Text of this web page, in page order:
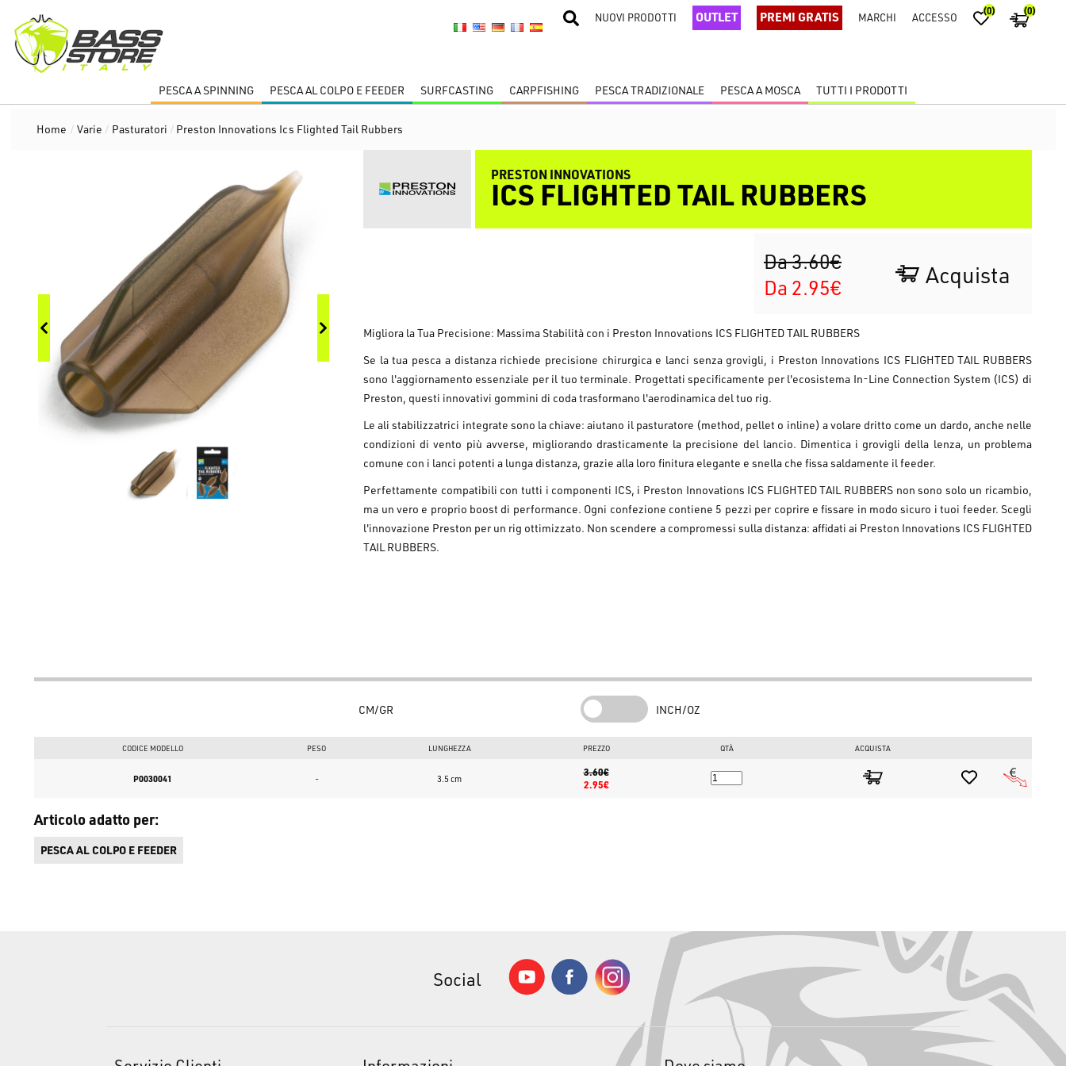
NUOVI PRODOTTI OUTLET PREMI GRATIS MARCHI ACCESSO (0) (0)
PESCA A SPINNING PESCA AL COLPO E FEEDER SURFCASTING CARPFISHING PESCA TRADIZIONALE PESCA A MOSCA TUTTI I PRODOTTI
Home / Varie / Pasturatori / Preston Innovations Ics Flighted Tail Rubbers
PRESTON INNOVATIONS
ICS FLIGHTED TAIL RUBBERS
Da 3.60€
Da 2.95€
Acquista
Migliora la Tua Precisione: Massima Stabilità con i Preston Innovations ICS FLIGHTED TAIL RUBBERS
Se la tua pesca a distanza richiede precisione chirurgica e lanci senza grovigli, i Preston Innovations ICS FLIGHTED TAIL RUBBERS
sono l'aggiornamento essenziale per il tuo terminale. Progettati specificamente per l'ecosistema In-Line Connection System (ICS) di
Preston, questi innovativi gommini di coda trasformano l'aerodinamica del tuo rig.
Le ali stabilizzatrici integrate sono la chiave: aiutano il pasturatore (method, pellet o inline) a volare dritto come un dardo, anche nelle
condizioni di vento più avverse, migliorando drasticamente la precisione del lancio. Dimentica i grovigli della lenza, un problema
comune con i lanci potenti a lunga distanza, grazie alla loro finitura elegante e snella che fissa saldamente il feeder.
Perfettamente compatibili con tutti i componenti ICS, i Preston Innovations ICS FLIGHTED TAIL RUBBERS non sono solo un ricambio,
ma un vero e proprio boost di performance. Ogni confezione contiene 5 pezzi per coprire e fissare in modo sicuro i tuoi feeder. Scegli
l'innovazione Preston per un rig ottimizzato. Non scendere a compromessi sulla distanza: affidati ai Preston Innovations ICS FLIGHTED
TAIL RUBBERS.
CM/GR INCH/OZ
CODICE MODELLO PESO LUNGHEZZA PREZZO QTÀ ACQUISTA
P0030041 - 3.5 cm
3.60€
2.95€
Articolo adatto per:
PESCA AL COLPO E FEEDER
Social